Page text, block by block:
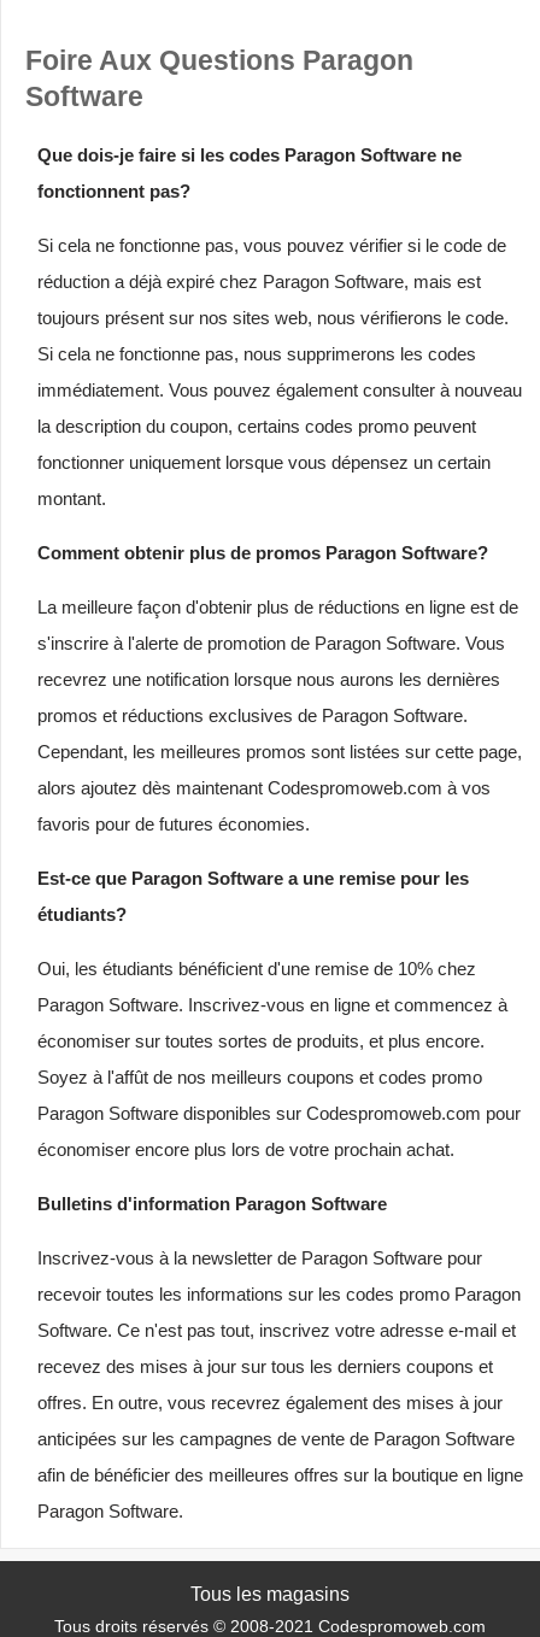
Foire Aux Questions Paragon
Software
Que dois-je faire si les codes Paragon Software ne
fonctionnent pas?
Si cela ne fonctionne pas, vous pouvez vérifier si le code de
réduction a déjà expiré chez Paragon Software, mais est
toujours présent sur nos sites web, nous vérifierons le code.
Si cela ne fonctionne pas, nous supprimerons les codes
immédiatement. Vous pouvez également consulter à nouveau
la description du coupon, certains codes promo peuvent
fonctionner uniquement lorsque vous dépensez un certain
montant.
Comment obtenir plus de promos Paragon Software?
La meilleure façon d'obtenir plus de réductions en ligne est de
s'inscrire à l'alerte de promotion de Paragon Software. Vous
recevrez une notification lorsque nous aurons les dernières
promos et réductions exclusives de Paragon Software.
Cependant, les meilleures promos sont listées sur cette page,
alors ajoutez dès maintenant Codespromoweb.com à vos
favoris pour de futures économies.
Est-ce que Paragon Software a une remise pour les
étudiants?
Oui, les étudiants bénéficient d'une remise de 10% chez
Paragon Software. Inscrivez-vous en ligne et commencez à
économiser sur toutes sortes de produits, et plus encore.
Soyez à l'affût de nos meilleurs coupons et codes promo
Paragon Software disponibles sur Codespromoweb.com pour
économiser encore plus lors de votre prochain achat.
Bulletins d'information Paragon Software
Inscrivez-vous à la newsletter de Paragon Software pour
recevoir toutes les informations sur les codes promo Paragon
Software. Ce n'est pas tout, inscrivez votre adresse e-mail et
recevez des mises à jour sur tous les derniers coupons et
offres. En outre, vous recevrez également des mises à jour
anticipées sur les campagnes de vente de Paragon Software
afin de bénéficier des meilleures offres sur la boutique en ligne
Paragon Software.
Tous les magasins
Tous droits réservés © 2008-2021 Codespromoweb.com